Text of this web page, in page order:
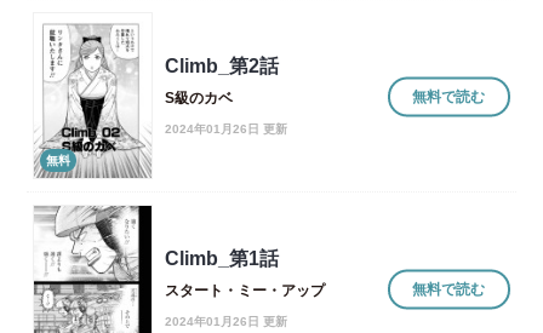
無料
Climb_第2話
S級のカベ
2024年01月26日 更新
無料で読む
Climb_第1話
スタート・ミー・アップ
2024年01月26日 更新
無料で読む